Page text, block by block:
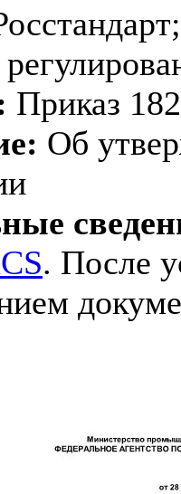
Приказ
Об
. После